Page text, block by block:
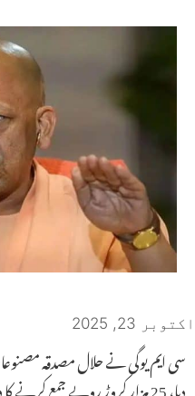
اکتوبر 23, 2025
سی ایم یوگی نے حلال مصدقہ
دیا، 25 ہزار کروڑ روپے جمع